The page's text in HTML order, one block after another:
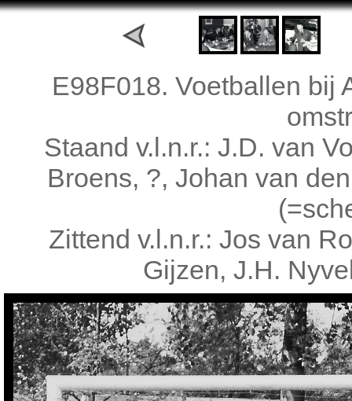
E98F018. Voetballen bij
Staand v.l.n.r.: J.D. van
Broens, ?, Johan van
Zittend v.l.n.r.: Jos van
Gijzen, J.H.